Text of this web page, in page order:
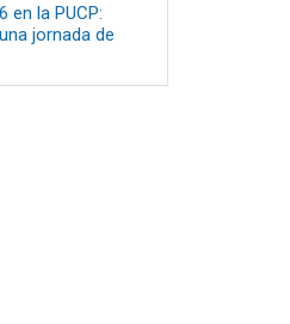
en la PUCP:
jornada de